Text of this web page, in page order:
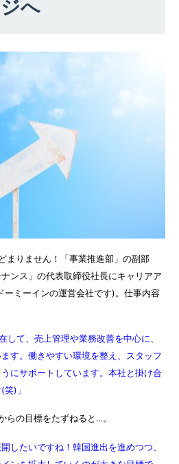
へ
まりません！「事業推進部」の副部
ンス」の代表取締役社長にキャリアア
ーミーインの運営会社です)。仕事内容
して、売上管理や業務改善を中心に、
す。働きやすい環境を整え、スタッフ
にサポートしています。本社と掛け合
)」
らの目標をたずねると…。
したいですね！韓国進出を進めつつ、